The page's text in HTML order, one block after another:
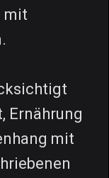
mit
Ernährung
mit